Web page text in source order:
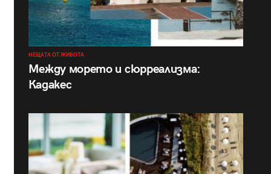
НЕЩАТА ОТ ЖИВОТА
Между морето и сюрреализма:
Кадакес